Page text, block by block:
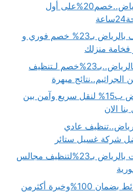
شركة تنظيف بيوت الرياض..خصم20%على أول
توزيع الإنارة في السقف بالرياض بـ23% خصم فوري و
فخامة منزلك
شركة تنظيف خزانات بالرياض..بـ23%خصم لـتنظيف
مبهرة
ونيت نقل عفش بالرياض ب15% لنقل سريع وآمن بين
الان
عادي
شركة تنظيف استراحات بالرياض بـ23%لتنظيف مجالس
علاج الرطوبة فى الحوائط بضمان 100%وخبرة أكثرمن